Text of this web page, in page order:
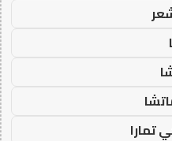
تمارا